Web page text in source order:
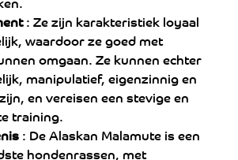
: Ze zijn karakteristiek loyaal
waardoor ze goed met
omgaan. Ze kunnen echter
manipulatief, eigenzinnig en
en vereisen een stevige en
training.
: De Alaskan Malamute is een
hondenrassen, met